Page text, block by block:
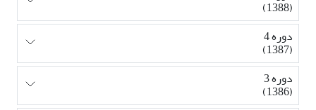
(1388)
دوره 4
(1387)
دوره 3
(1386)